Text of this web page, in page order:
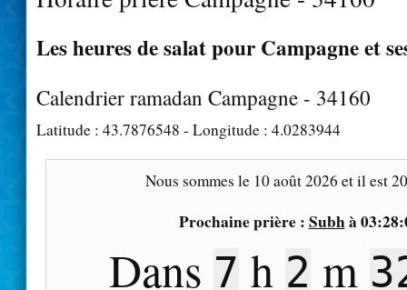
Les heures de salat pour Campagne et
Calendrier ramadan Campagne - 34160
Latitude : 43.7876548 - Longitude : 4.0283944
Nous sommes le 10 août 2026 et il est
Prochaine prière : Subhà
Dans 7 h 2 m